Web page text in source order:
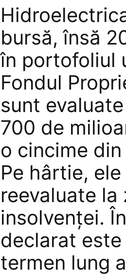
bursă, însă
în portofoliul
Fondul
sunt
700 de
o cincime
Pe hârtie,
reevaluate la
insolvenţei.
declarat
termen lung